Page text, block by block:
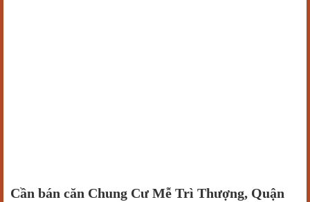
Cần bán căn Chung Cư Mễ Trì Thượng, Quận